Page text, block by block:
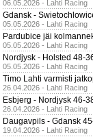
06.05.2026 - Lahti Racing
Gdansk -
05.05.2026 - Lahti Racing
Pardubice jäi
05.05.2026 - Lahti Racing
Nordjysk - Holsted 48-
05.05.2026 - Lahti Racing
Timo Lahti varmisti
26.04.2026 - Lahti Racing
Esbjerg - Nordjysk 46-
26.04.2026 - Lahti Racing
Daugavpils - Gdansk
19.04.2026 - Lahti Racing